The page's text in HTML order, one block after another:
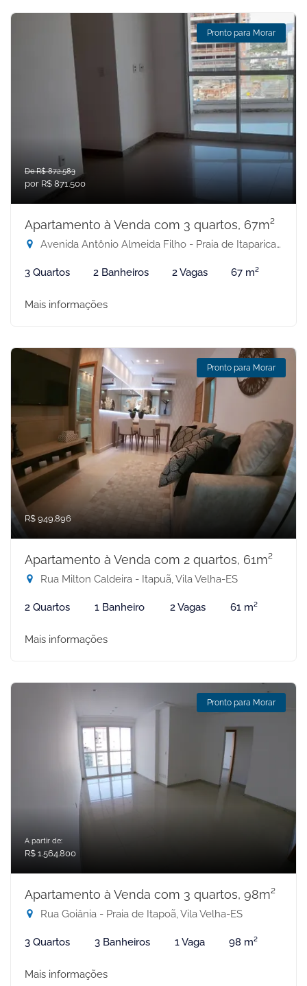
Pronto para Morar
De R$ 872.583
por R$ 871.500
Apartamento à Venda com 3 quartos, 67m²
Avenida Antônio Almeida Filho - Praia de Itaparica, Vila Velha-ES
3 Quartos 2 Banheiros 2 Vagas 67 m²
Mais informações
Pronto para Morar
R$ 949.896
Apartamento à Venda com 2 quartos, 61m²
Rua Milton Caldeira - Itapuã, Vila Velha-ES
2 Quartos 1 Banheiro 2 Vagas 61 m²
Mais informações
Pronto para Morar
A partir de:
R$ 1.564.800
Apartamento à Venda com 3 quartos, 98m²
Rua Goiânia - Praia de Itapoã, Vila Velha-ES
3 Quartos 3 Banheiros 1 Vaga 98 m²
Mais informações